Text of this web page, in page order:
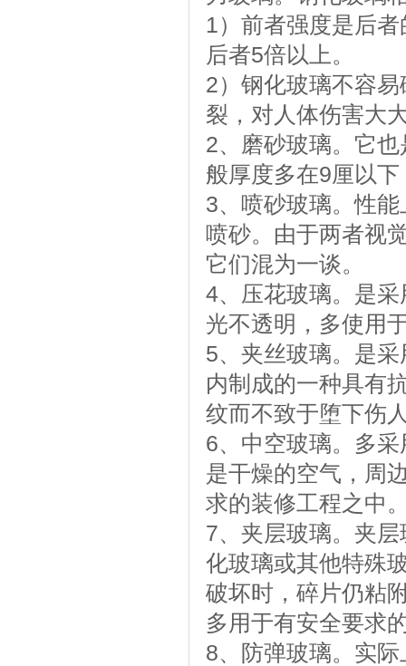
1）前者强度是后
后者5倍以上。
2）钢化玻璃不容
裂，对人体伤害大
2、磨砂玻璃。它
般厚度多在9厘以
3、喷砂玻璃。性
喷砂。由于两者视
它们混为一谈。
4、压花玻璃。是
光不透明，多使用
5、夹丝玻璃。是
内制成的一种具有
纹而不致于堕下伤
6、中空玻璃。多
是干燥的空气，周
求的装修工程之中
7、夹层玻璃。夹
化玻璃或其他特殊
破坏时，碎片仍粘
多用于有安全要求
8、防弹玻璃。实